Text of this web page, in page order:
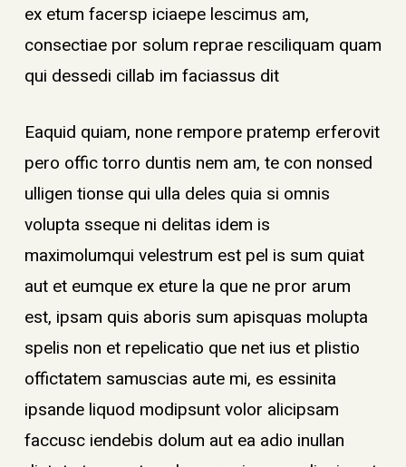
ex etum facersp iciaepe lescimus am,
consectiae por solum reprae resciliquam quam
qui dessedi cillab im faciassus dit
Eaquid quiam, none rempore pratemp erferovit
pero offic torro duntis nem am, te con nonsed
ulligen tionse qui ulla deles quia si omnis
volupta sseque ni delitas idem is
maximolumqui velestrum est pel is sum quiat
aut et eumque ex eture la que ne pror arum
est, ipsam quis aboris sum apisquas molupta
spelis non et repelicatio que net ius et plistio
offictatem samuscias aute mi, es essinita
ipsande liquod modipsunt volor alicipsam
faccusc iendebis dolum aut ea adio inullan